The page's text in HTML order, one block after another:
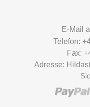
E-Mail
Telefon:
Fax:
Adresse: